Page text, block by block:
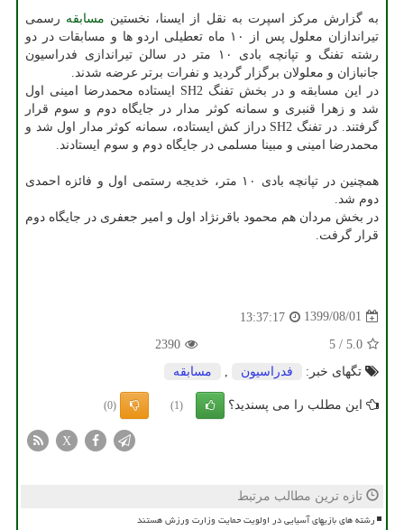
به گزارش مرکز اسپرت به نقل از ایسنا، نخستین مسابقه رسمی
تیراندازان معلول پس از ۱۰ ماه تعطیلی اردو ها و مسابقات در دو
رشته تفنگ و تپانچه بادی ۱۰ متر در سالن تیراندازی فدراسیون
جانبازان و معلولان برگزار گردید و نفرات برتر عرضه شدند.
در این مسابقه و در بخش تفنگ SH2 ایستاده محمدرضا امینی اول
شد و زهرا قنبری و سمانه کوثر مدار در جایگاه دوم و سوم قرار
گرفتند. در تفنگ SH2 دراز کش ایستاده، سمانه کوثر مدار اول شد و
محمدرضا امینی و مبینا مسلمی در جایگاه دوم و سوم ایستادند.
همچنین در تپانچه بادی ۱۰ متر، خدیجه رستمی اول و فائزه احمدی
دوم شد.
در بخش مردان هم محمود باقرنژاد اول و امیر جعفری در جایگاه دوم
قرار گرفت.
1399/08/01
13:37:17
5.0
/
5
2390
تگهای خبر:
فدراسیون مسابقه
این مطلب را می پسندید؟ (1)
(0)
X
تازه ترین مطالب مرتبط
رشته های بازیهای آسیایی در اولویت حمایت وزارت ورزش هستند